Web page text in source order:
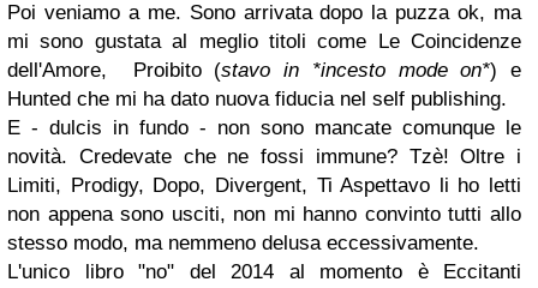
Poi veniamo a me. Sono arrivata dopo la puzza ok, ma
mi sono gustata al meglio titoli come Le Coincidenze
dell'Amore, Proibito (stavo in *incesto mode on*) e
Hunted che mi ha dato nuova fiducia nel self publishing.
E - dulcis in fundo - non sono mancate comunque le
novità. Credevate che ne fossi immune? Tzè! Oltre i
Limiti, Prodigy, Dopo, Divergent, Ti Aspettavo li ho letti
non appena sono usciti, non mi hanno convinto tutti allo
stesso modo, ma nemmeno delusa eccessivamente.
L'unico libro "no" del 2014 al momento è Eccitanti